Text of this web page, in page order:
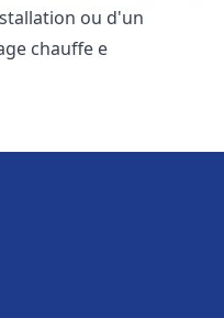
ou d'un
chauffe e